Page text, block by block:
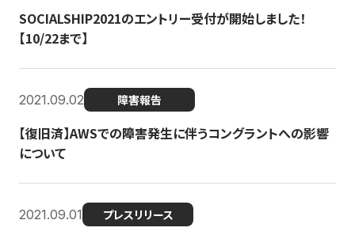
SOCIALSHIP2021のエントリー受付が開始しました！
【10/22まで】
2021.09.02 障害報告
【復旧済】AWSでの障害発生に伴うコングラントへの影響
について
2021.09.01 プレスリリース